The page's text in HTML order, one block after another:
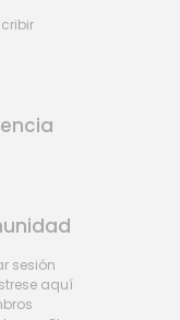
sesión
aquí